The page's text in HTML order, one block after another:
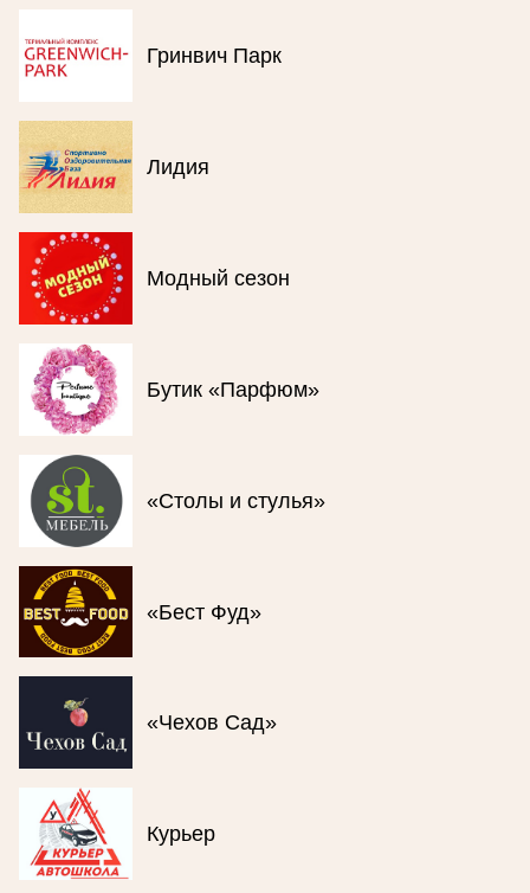
Гринвич Парк
Лидия
Модный сезон
Бутик «Парфюм»
«Столы и стулья»
«Бест Фуд»
«Чехов Сад»
Курьер